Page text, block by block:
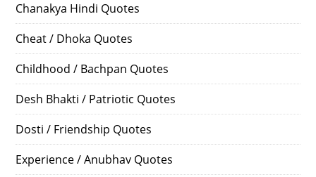
Chanakya Hindi Quotes
Cheat / Dhoka Quotes
Childhood / Bachpan Quotes
Desh Bhakti / Patriotic Quotes
Dosti / Friendship Quotes
Experience / Anubhav Quotes